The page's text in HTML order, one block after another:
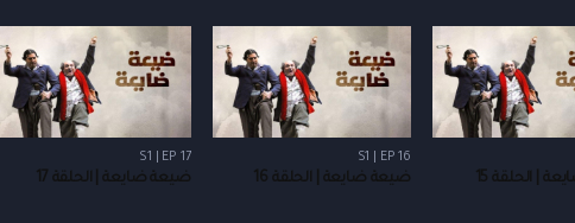
| الحلقة 15
S1 | EP 16
ضيعة ضايعة | الحلقة 16
S1 | EP 17
ضيعة ضايعة | الحلقة 17